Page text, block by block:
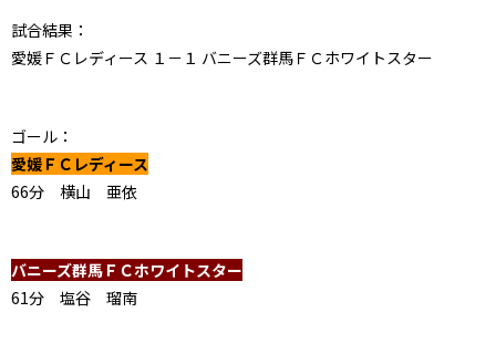
試合結果：
愛媛ＦＣレディース １－１ バニーズ群馬ＦＣホワイトスター
ゴール：
愛媛ＦＣレディース
66分 横山 亜依
バニーズ群馬ＦＣホワイトスター
61分 塩谷 瑠南